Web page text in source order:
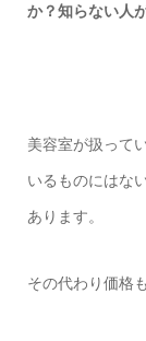
か？知らない人
美容室が扱って
いるものにはな
あります。
その代わり価格